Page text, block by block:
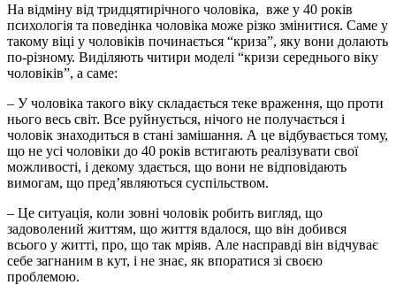
На відміну від тридцятирічного чоловіка, вже у 40 років
психологія та поведінка чоловіка може різко змінитися. Саме у
такому віці у чоловіків починається “криза”, яку вони долають
по-різному. Виділяють читири моделі “кризи середнього віку
чоловіків”, а саме:
– У чоловіка такого віку складається теке враження, що проти
нього весь світ. Все руйнується, нічого не получається і
чоловік знаходиться в стані замішання. А це відбувається тому,
що не усі чоловіки до 40 років встигають реалізувати свої
можливості, і декому здається, що вони не відповідають
вимогам, що пред’являються суспільством.
– Це ситуація, коли зовні чоловік робить вигляд, що
задоволений життям, що життя вдалося, що він добився
всього у житті, про, що так мріяв. Але насправді він відчуває
себе загнаним в кут, і не знає, як впоратися зі своєю
проблемою.